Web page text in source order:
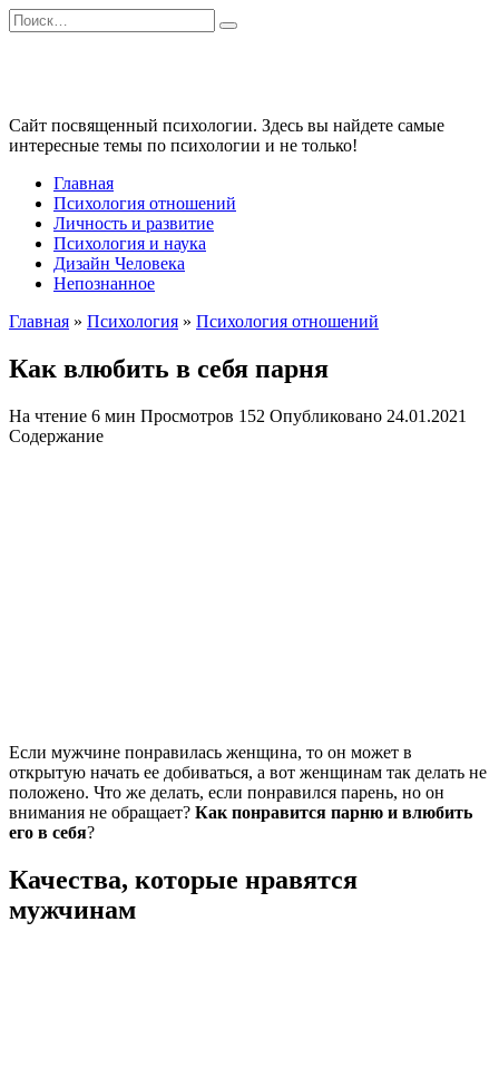
Перейти
к
Search
for:
Сайт посвященный психологии. Здесь вы найдете самые
интересные темы по психологии и не только!
Главная
Психология отношений
Личность и развитие
Психология и наука
Дизайн Человека
Непознанное
Главная » Психология » Психология отношений
Как влюбить в себя парня
На чтение 6 мин Просмотров 152 Опубликовано 24.01.2021
Содержание
Если мужчине понравилась женщина, то он может в
открытую начать ее добиваться, а вот женщинам так делать не
положено. Что же делать, если понравился парень, но он
внимания не обращает? Как понравится парню и влюбить
его в себя?
Качества, которые нравятся
мужчинам